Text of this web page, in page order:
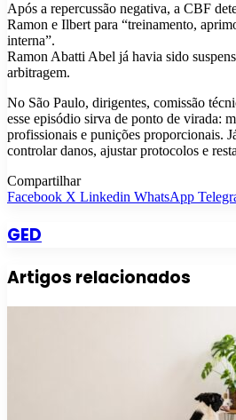
Após a repercussão negativa, a CBF
Ramon e Ilbert para “treinamento,
interna”.
Ramon Abatti Abel já havia sido
arbitragem.
No São Paulo, dirigentes, comissão
esse episódio sirva de ponto de virada:
profissionais e punições proporcionais.
controlar danos, ajustar protocolos e
Compartilhar
Facebook X Linkedin WhatsApp
GED
Artigos relacionados